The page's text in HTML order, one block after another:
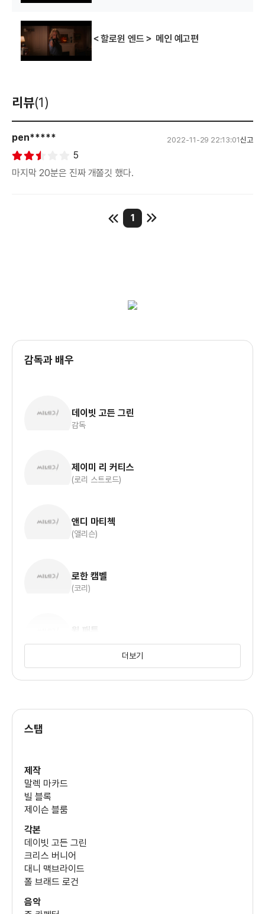
＜할로윈 엔드＞ 메인 예고편
리뷰(1)
pen***** 2022-11-29 22:13:01신고
5
마지막 20분은 진짜 개쫄깃 했다.
1
감독과 배우
데이빗 고든 그린
감독
제이미 리 커티스
(로리 스트로드)
앤디 마티첵
(앨리슨)
로한 캠벨
(코리)
윌 패튼
(호킨스)
더보기
스탭
제작
말렉 마카드
빌 블록
제이슨 블룸
각본
데이빗 고든 그린
크리스 버니어
대니 맥브라이드
폴 브래드 로건
음악